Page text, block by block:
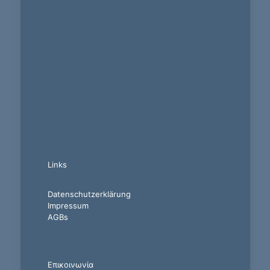
Links
Datenschutzerklärung
Impressum
AGBs
Επικοινωνία